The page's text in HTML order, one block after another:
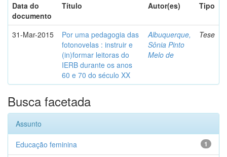
Data do
documento
Título Autor(es) Tipo
31-Mar-2015
Por uma pedagogia das
fotonovelas : instruir e
(in)formar leitoras do
IERB durante os anos
60 e 70 do século XX
Albuquerque,
Sônia Pinto
Melo de
Tese
Busca facetada
Assunto
1
Educação feminina